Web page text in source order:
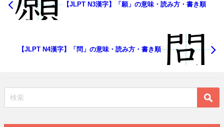
【JLPT N3漢字】「願」の意味・読み方・書き順
【JLPT N4漢字】「問」の意味・読み方・書き順